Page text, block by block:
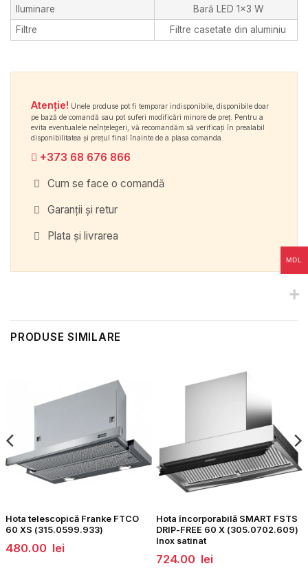
Iluminare
Bară LED 1×3 W
Filtre
Filtre casetate din aluminiu
Atenție! Unele produse pot fi temporar indisponibile, disponibile doar
pe bază de comandă sau pot suferi modificări minore de preț. Pentru a
evita eventualele neînțelegeri, vă recomandăm să verificați în prealabil
disponibilitatea și prețul final înainte de a plasa comanda.
+373 68 676 866
Cum se face o comandă
Garanții și retur
Plata și livrarea
PRODUSE SIMILARE
Hota telescopică Franke FTCO
60 XS (315.0599.933)
480.00 lei
Hota încorporabilă SMART FSTS
DRIP-FREE 60 X (305.0702.609)
Inox satinat
724.00 lei
MDL